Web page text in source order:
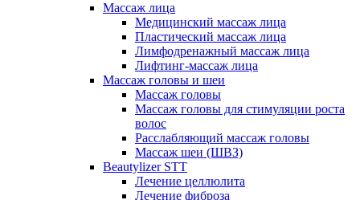
Массаж лица
Медицинский массаж лица
Пластический массаж лица
Лимфодренажный массаж лица
Лифтинг-массаж лица
Массаж головы и шеи
Массаж головы
Массаж головы для стимуляции роста
волос
Расслабляющий массаж головы
Массаж шеи (ШВЗ)
Beautylizer STT
Лечение целлюлита
Лечение фиброза